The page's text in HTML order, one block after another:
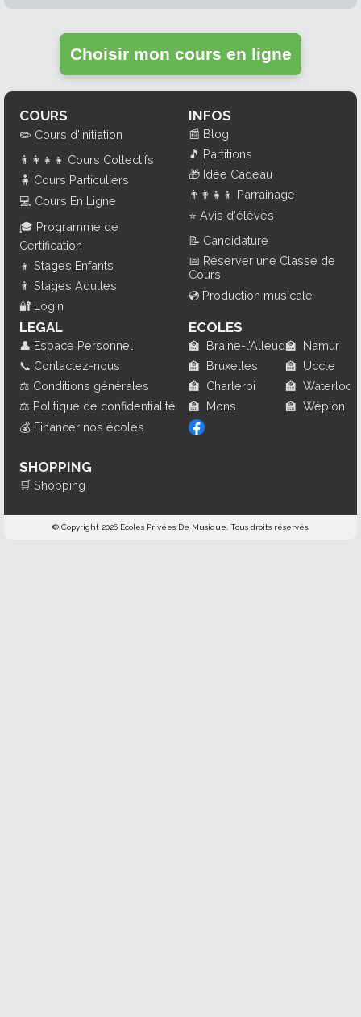
Choisir mon cours en ligne
COURS
✏️ Cours d'Initiation
👨‍👩‍👧‍👦 Cours Collectifs
🧍 Cours Particuliers
💻 Cours En Ligne
🎓 Programme de
Certification
👦 Stages Enfants
👨 Stages Adultes
🔐 Login
INFOS
📰 Blog
🎵 Partitions
🎁 Idée Cadeau
👨‍👩‍👧‍👦 Parrainage
⭐ Avis d'élèves
📝 Candidature
📅 Réserver une Classe de
Cours
💿 Production musicale
LEGAL
👤 Espace Personnel
📞 Contactez-nous
⚖️ Conditions générales
⚖️ Politique de confidentialité
💰 Financer nos écoles
SHOPPING
🛒 Shopping
ECOLES
🏫 Braine-l’Alleud
🏫 Bruxelles
🏫 Charleroi
🏫 Mons
🏫 Namur
🏫 Uccle
🏫 Waterloo
🏫 Wépion
© Copyright 2026 Ecoles Privées De Musique. Tous droits réservés.